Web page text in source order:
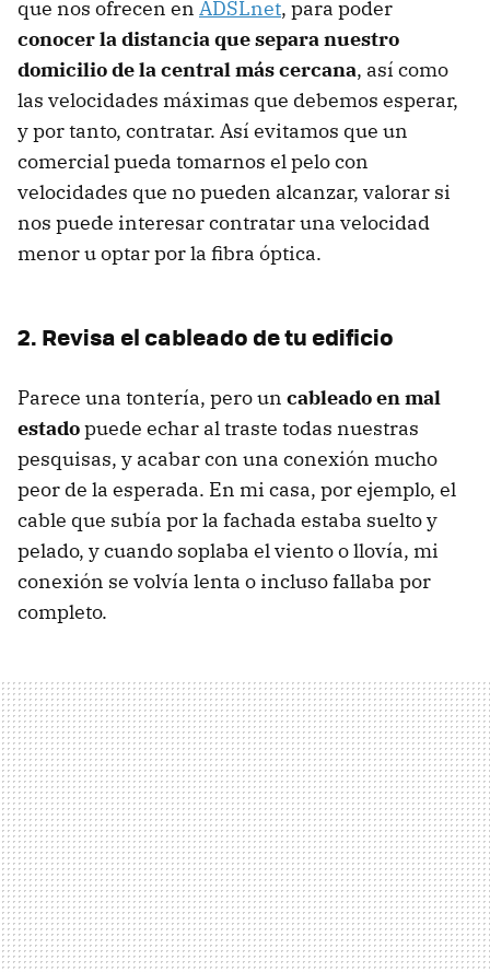
que nos ofrecen en ADSLnet, para poder
conocer la distancia que separa nuestro
domicilio de la central más cercana, así como
las velocidades máximas que debemos esperar,
y por tanto, contratar. Así evitamos que un
comercial pueda tomarnos el pelo con
velocidades que no pueden alcanzar, valorar si
nos puede interesar contratar una velocidad
menor u optar por la fibra óptica.
2. Revisa el cableado de tu edificio
Parece una tontería, pero un cableado en mal
estadopuede echar al traste todas nuestras
pesquisas, y acabar con una conexión mucho
peor de la esperada. En mi casa, por ejemplo, el
cable que subía por la fachada estaba suelto y
pelado, y cuando soplaba el viento o llovía, mi
conexión se volvía lenta o incluso fallaba por
completo.